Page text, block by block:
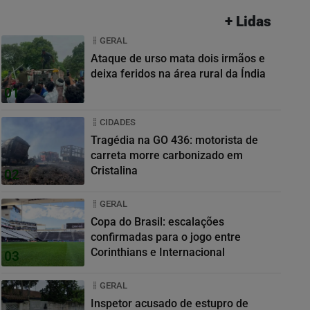
+ Lidas
01
GERAL
Ataque de urso mata dois irmãos e
deixa feridos na área rural da Índia
02
CIDADES
Tragédia na GO 436: motorista de
carreta morre carbonizado em
Cristalina
03
GERAL
Copa do Brasil: escalações
confirmadas para o jogo entre
Corinthians e Internacional
GERAL
Inspetor acusado de estupro de